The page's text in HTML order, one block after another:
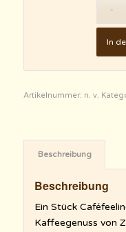
In
Artikelnummer: n. v.
Beschreibung
Beschreibung
Ein Stück
Kaffeegenuss von